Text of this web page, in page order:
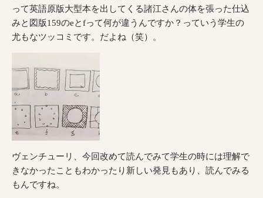
って英語原版大型本を出してくる諸江さんの体を張った仕込
みと図版159のeとfって何が違うんですか？っていう学生の
尤もなツッコミです。だよね（笑）。
ヴェンチューリ、今回改めて読んでみて学生の時には理解で
きなかったこともわかったり新しい発見もあり、読んでみる
もんですね。